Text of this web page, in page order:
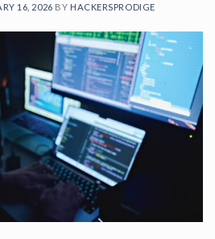
16, 2026 BY HACKERSPRODIGE